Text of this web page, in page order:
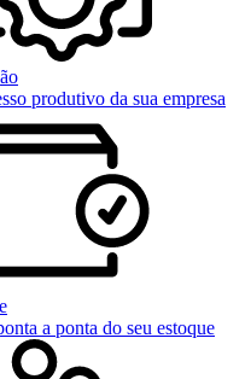
produtivo da sua empresa
a ponta do seu estoque